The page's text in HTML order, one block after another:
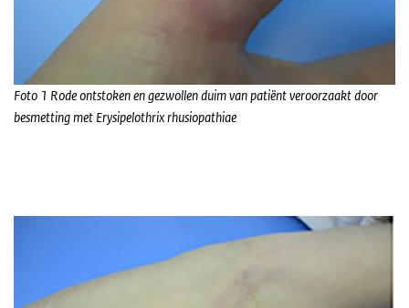
Foto 1 Rode ontstoken en gezwollen duim van patiënt veroorzaakt door
besmetting met Erysipelothrix rhusiopathiae